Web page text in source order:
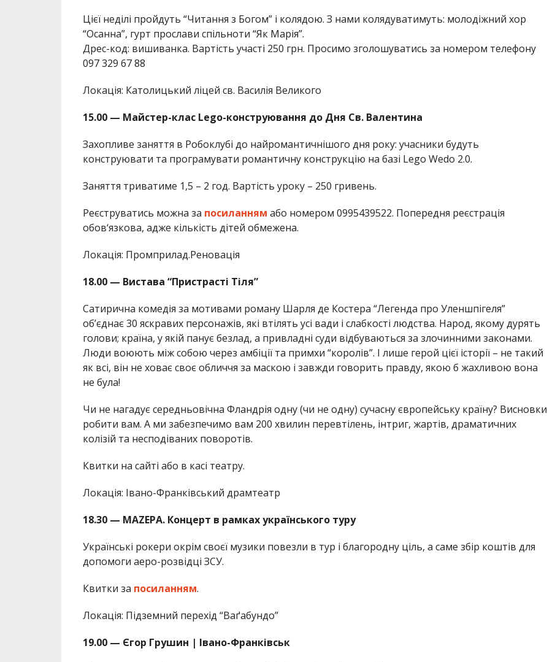
Цієї неділі пройдуть “Читання з Богом” і колядою. З нами колядуватимуть: молодіжний хор
“Осанна”, гурт прослави спільноти “Як Марія”.
Дрес-код: вишиванка. Вартість участі 250 грн. Просимо зголошуватись за номером телефону
097 329 67 88
Локація: Католицький ліцей св. Василія Великого
15.00 — Майстер-клас Lego-конструювання до Дня Св. Валентина
Захопливе заняття в Робоклубі до найромантичнішого дня року: учасники будуть
конструювати та програмувати романтичну конструкцію на базі Lego Wedo 2.0.
Заняття триватиме 1,5 – 2 год. Вартість уроку – 250 гривень.
Реєструватись можна за посиланням або номером 0995439522. Попередня реєстрація
обов‘язкова, адже кількість дітей обмежена.
Локація: Промприлад.Реновація
18.00 — Вистава “Пристрасті Тіля”
Сатирична комедія за мотивами роману Шарля де Костера “Легенда про Уленшпігеля”
об’єднає 30 яскравих персонажів, які втілять усі вади і слабкості людства. Народ, якому дурять
голови; країна, у якій панує безлад, а привладні суди відбуваються за злочинними законами.
Люди воюють між собою через амбіції та примхи “королів”. І лише герой цієї історії – не такий
як всі, він не ховає своє обличчя за маскою і завжди говорить правду, якою б жахливою вона
не була!
Чи не нагадує середньовічна Фландрія одну (чи не одну) сучасну європейську країну? Висновки
робити вам. А ми забезпечимо вам 200 хвилин перевтілень, інтриг, жартів, драматичних
колізій та несподіваних поворотів.
Квитки на сайті або в касі театру.
Локація: Івано-Франківський драмтеатр
18.30 — MAZEPA. Концерт в рамках українського туру
Українські рокери окрім своєї музики повезли в тур і благородну ціль, а саме збір коштів для
допомоги аеро-розвідці ЗСУ.
Квитки за посиланням.
Локація: Підземний перехід “Ваґабундо”
19.00 — Єгор Грушин | Івано-Франківськ